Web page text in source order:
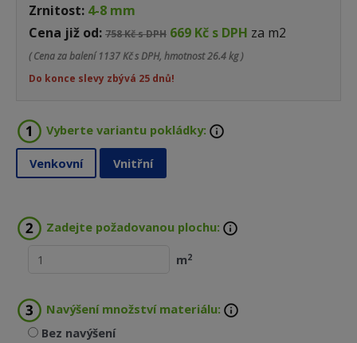
Zrnitost: 4-8 mm
Cena již od: 758 Kč s DPH 669 Kč s DPH za m2
( Cena za balení 1137 Kč s DPH, hmotnost 26.4 kg )
Do konce slevy zbývá 25 dnů!
Vyberte variantu pokládky:
Venkovní Vnitřní
Zadejte požadovanou plochu:
m2
Navýšení množství materiálu:
Bez navýšení